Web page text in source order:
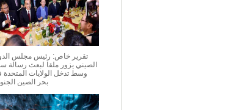
تقرير خاص: رئيس مجلس
الصيني يزور ملقا لبعث رسالة
وسط تدخل الولايات
بحر الصين